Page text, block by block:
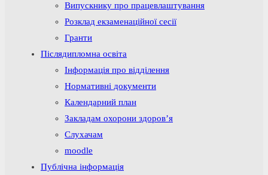
Випускнику про працевлаштування
Розклад екзаменаційної сесії
Гранти
Післядипломна освіта
Інформація про відділення
Нормативні документи
Календарний план
Закладам охорони здоров’я
Слухачам
moodle
Публічна інформація